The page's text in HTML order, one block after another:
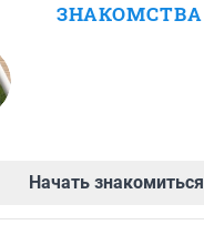
ЗНАКОМСТВА
Начать знакомиться